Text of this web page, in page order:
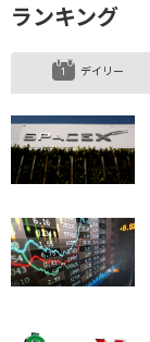
ランキング
デイリー